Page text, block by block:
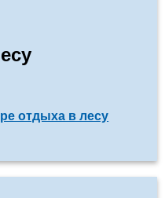
отдыха в лесу